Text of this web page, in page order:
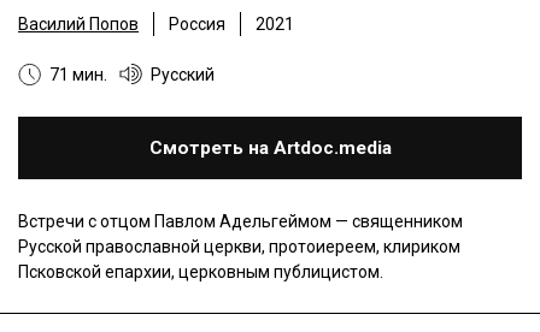
Василий Попов Россия 2021
71 мин. Русский
Смотреть на Artdoc.media
Встречи с отцом Павлом Адельгеймом — священником
Русской православной церкви, протоиереем, клириком
Псковской епархии, церковным публицистом.